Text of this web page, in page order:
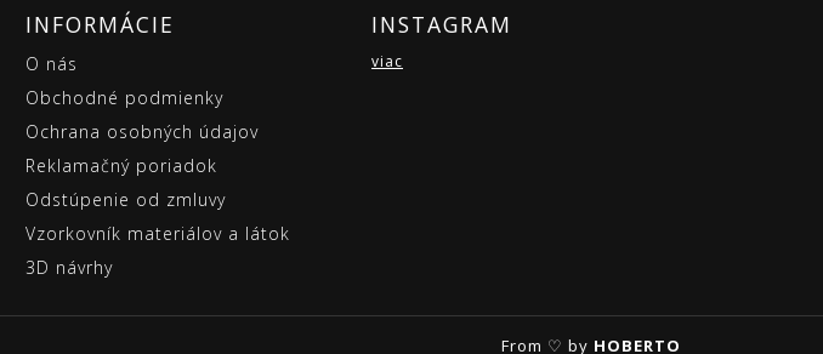
INFORMÁCIE
O nás
Obchodné podmienky
Ochrana osobných údajov
Reklamačný poriadok
Odstúpenie od zmluvy
Vzorkovník materiálov a látok
3D návrhy
INSTAGRAM
viac
From ♡ by HOBERTO